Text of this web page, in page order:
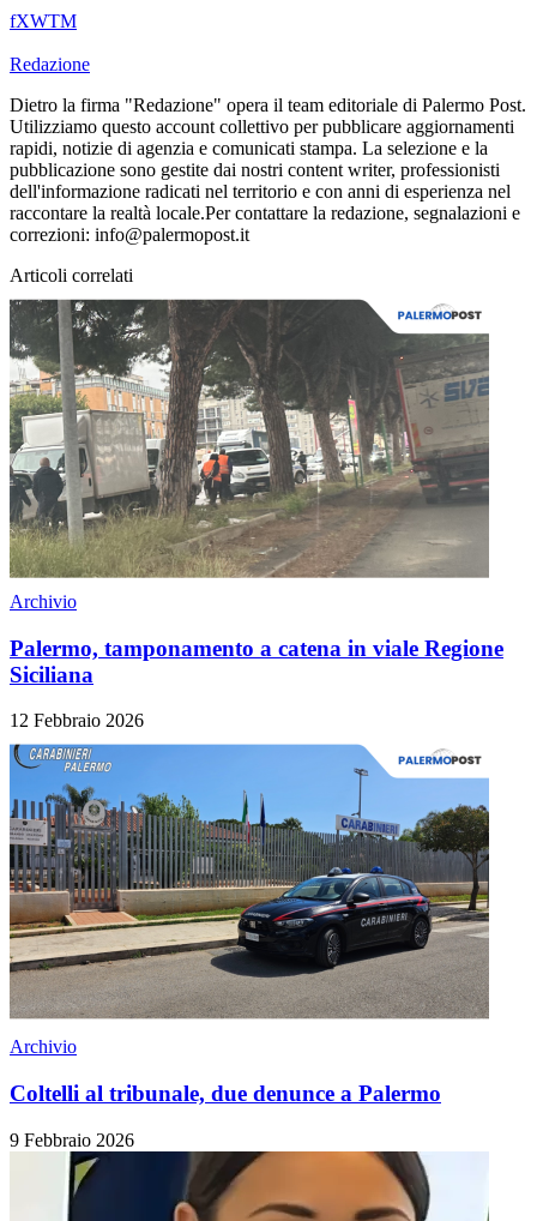
fXWTM
Redazione
Dietro la firma "Redazione" opera il team editoriale di Palermo Post.
Utilizziamo questo account collettivo per pubblicare aggiornamenti
rapidi, notizie di agenzia e comunicati stampa. La selezione e la
pubblicazione sono gestite dai nostri content writer, professionisti
dell'informazione radicati nel territorio e con anni di esperienza nel
raccontare la realtà locale.Per contattare la redazione, segnalazioni e
correzioni: info@palermopost.it
Articoli correlati
Archivio
Palermo, tamponamento a catena in viale Regione
Siciliana
12 Febbraio 2026
Archivio
Coltelli al tribunale, due denunce a Palermo
9 Febbraio 2026